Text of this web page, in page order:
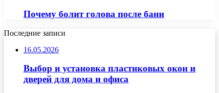
Почему болит голова после бани
Последние записи
16.05.2026
Выбор и установка пластиковых окон и
дверей для дома и офиса